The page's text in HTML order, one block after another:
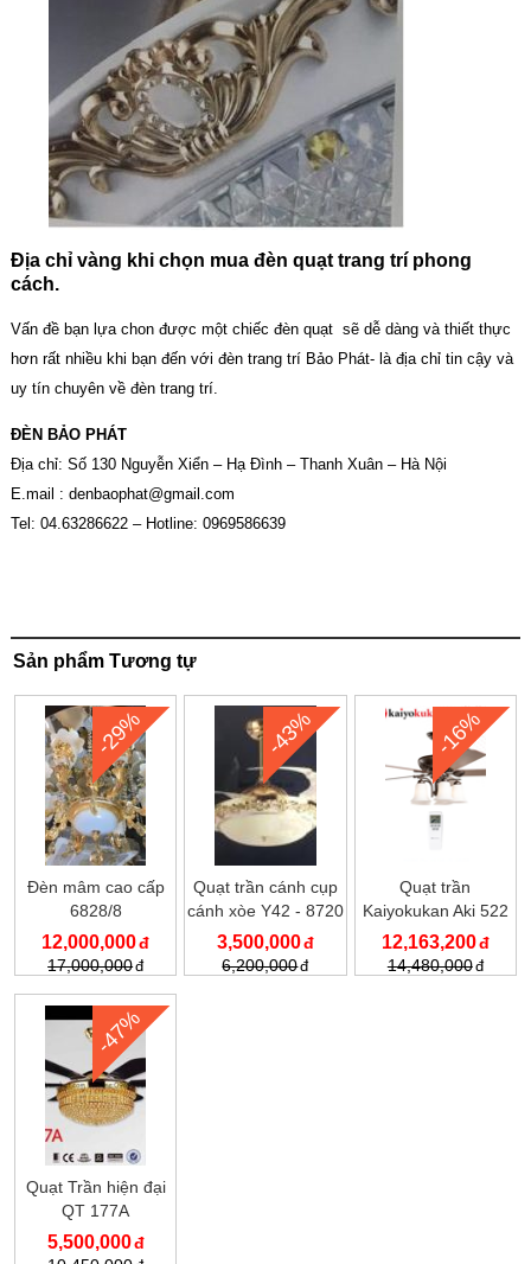
Địa chỉ vàng khi chọn mua đèn quạt trang trí phong
cách.
Vấn đề bạn lựa chon được một chiếc đèn quạt sẽ dễ dàng và thiết thực
hơn rất nhiều khi bạn đến với đèn trang trí Bảo Phát- là địa chỉ tin cậy và
uy tín chuyên về đèn trang trí.
ĐÈN BẢO PHÁT
Địa chỉ: Số 130 Nguyễn Xiển – Hạ Đình – Thanh Xuân – Hà Nội
E.mail : denbaophat@gmail.com
Tel: 04.63286622 – Hotline: 0969586639
Sản phẩm Tương tự
-29%
Đèn mâm cao cấp
6828/8
12,000,000
17,000,000
-43%
Quạt trần cánh cụp
cánh xòe Y42 - 8720
FG
3,500,000
6,200,000
-16%
Quạt trần
Kaiyokukan Aki 522
12,163,200
14,480,000
-47%
Quạt Trần hiện đại
QT 177A
5,500,000